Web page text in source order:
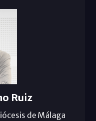
Ruiz
de Málaga